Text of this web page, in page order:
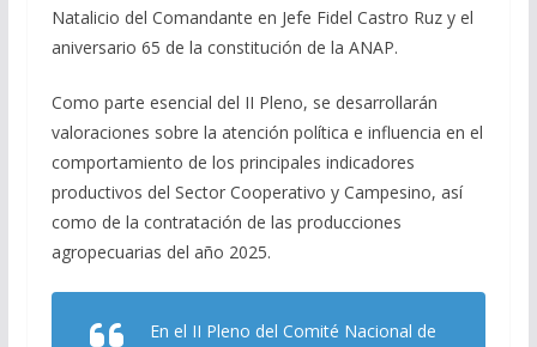
Natalicio del Comandante en Jefe Fidel Castro Ruz y el
aniversario 65 de la constitución de la ANAP.
Como parte esencial del II Pleno, se desarrollarán
valoraciones sobre la atención política e influencia en el
comportamiento de los principales indicadores
productivos del Sector Cooperativo y Campesino, así
como de la contratación de las producciones
agropecuarias del año 2025.
En el II Pleno del Comité Nacional de